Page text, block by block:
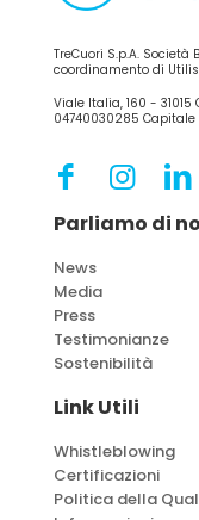
TreCuori S.p.A.
coordinamento di Utilis
Viale Italia, 160 - 31015
04740030285 Capitale
Parliamo di
News
Media
Press
Testimonianze
Sostenibilità
Link Utili
Whistleblowing
Certificazioni
Politica della